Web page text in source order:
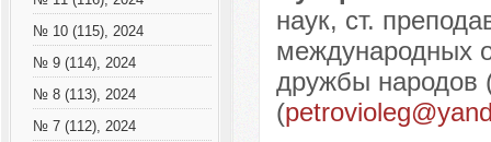
№ 10 (115), 2024
№ 9 (114), 2024
№ 8 (113), 2024
№ 7 (112), 2024
наук, ст.
международных
дружбы народов
(